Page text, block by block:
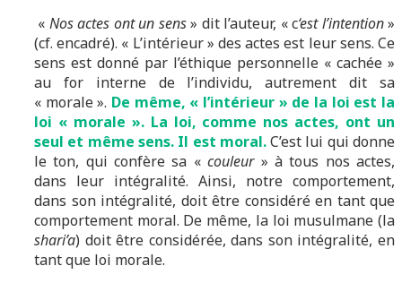
« Nos actes ont un sens» dit l’auteur, « c‘est l’intention»
(cf. encadré). « L’intérieur » des actes est leur sens. Ce
sens est donné par l’éthique personnelle « cachée »
au for interne de l’individu, autrement dit sa
« morale ». De même, « l’intérieur » de la loi est la
loi « morale ». La loi, comme nos actes, ont un
seul et même sens. Il est moral.C’est lui qui donne
le ton, qui confère sa «couleur» à tous nos actes,
dans leur intégralité. Ainsi, notre comportement,
dans son intégralité, doit être considéré en tant que
comportement moral. De même, la loi musulmane (la
shari’a) doit être considérée, dans son intégralité, en
tant que loi morale.